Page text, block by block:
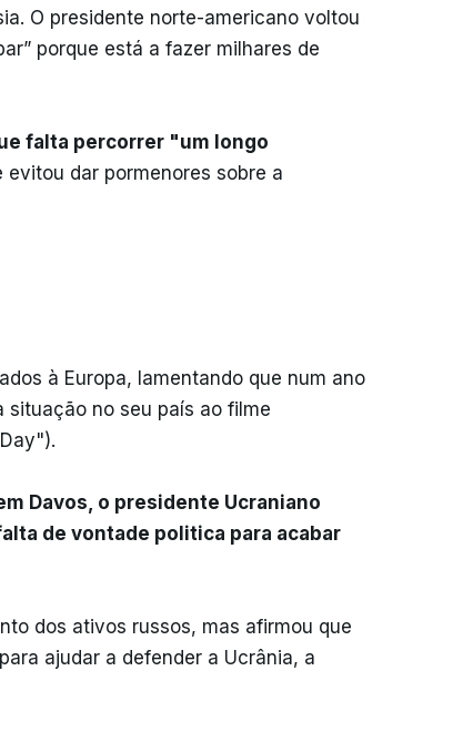
O presidente norte-americano voltou
porque está a fazer milhares de
falta percorrer "um longo
evitou dar pormenores sobre a
à Europa, lamentando que num ano
situação no seu país ao filme
Davos, o presidente Ucraniano
de vontade politica para acabar
dos ativos russos, mas afirmou que
ajudar a defender a Ucrânia, a